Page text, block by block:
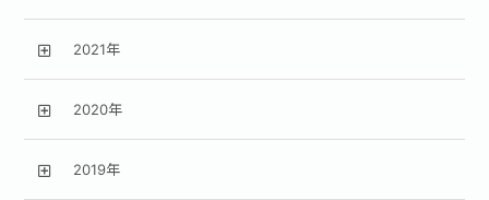
2021年
2020年
2019年